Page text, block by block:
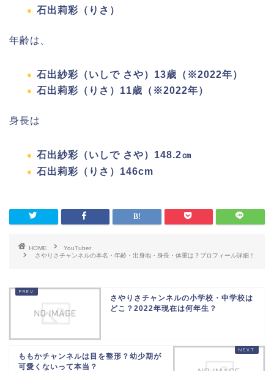
石出莉彩（りさ）
年齢は、
石出紗彩（いしで さや）13歳（※2022年）
石出莉彩（りさ）11歳（※2022年）
身長は
石出紗彩（いしで さや）148.2㎝
石出莉彩（りさ）146cm
HOME
YouTuber
さやりさチャンネルの本名・年齢・出身地・身長・体重は？プロフィール詳細！
さやりさチャンネルの小学校・中学校は
どこ？2022年現在は何年生？
ももかチャンネルは目を整形？幼少期が
可愛くないって本当？